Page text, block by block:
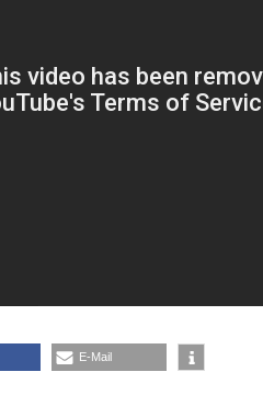
E-Mail